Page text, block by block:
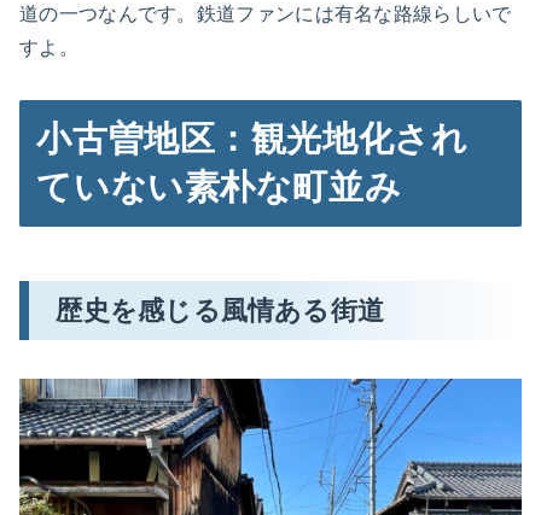
道の一つなんです。鉄道ファンには有名な路線らしいで
すよ。
小古曽地区：観光地化され
ていない素朴な町並み
歴史を感じる風情ある街道